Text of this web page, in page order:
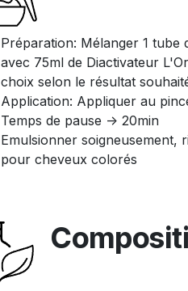
Préparation: Mélanger 1
avec 75ml de Diactivateur
choix selon le résultat
Application: Appliquer au
Temps de pause -> 20min
Emulsionner soigneusement,
pour cheveux colorés